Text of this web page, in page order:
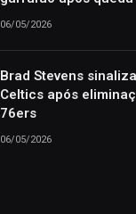
06/05/2026
Brad Stevens
Celtics após
76ers
06/05/2026